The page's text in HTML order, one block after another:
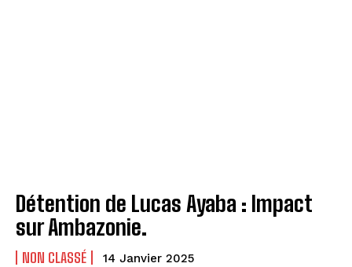
Détention de Lucas Ayaba : Impact
sur Ambazonie.
NON CLASSÉ 14 Janvier 2025